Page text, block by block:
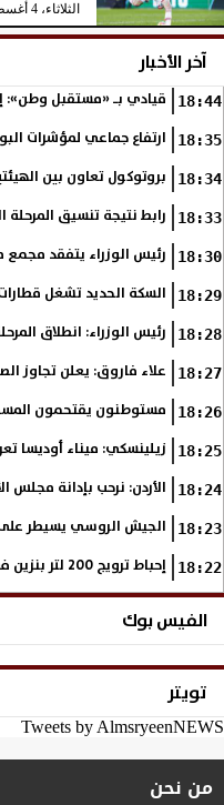
الثلاثاء، 4 أغسطس 2026
آخر الأخبار
18:44 قيادي بـ «مستقبل وطن»:
18:35 ارتفاع جماعي لمؤشرات
18:34 بروتوكول تعاون بين
18:33 رابط نتيجة تنسيق المرحلة الأولى 2026.. استعلم عن
18:30 رئيس الوزراء يتفقد مجمع
18:29 السكة الحديد تشغل
18:28 رئيس الوزراء: انطلاق
18:27 علاء فاروق: يعلن تجاوز الصادرات
18:26 مستوطنون يقتحمون
18:25 زيلينسكي: ميناء أوديسا
18:24 الأردن: نرحب بإدانة مجلس
18:23 الجيش الروسي يسيطر
18:22 إحباط ترويج 200 لتر بنزين في السوق السوداء بـ 6 أكتوبر
الفيس بوك
تويتر
Tweets by AlmsryeenNEWS
من نحن